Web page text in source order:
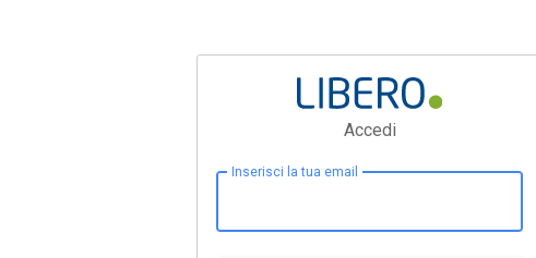
Accedi
Inserisci la tua email